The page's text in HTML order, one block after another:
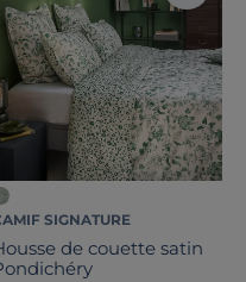
SIGNATURE
de couette satin